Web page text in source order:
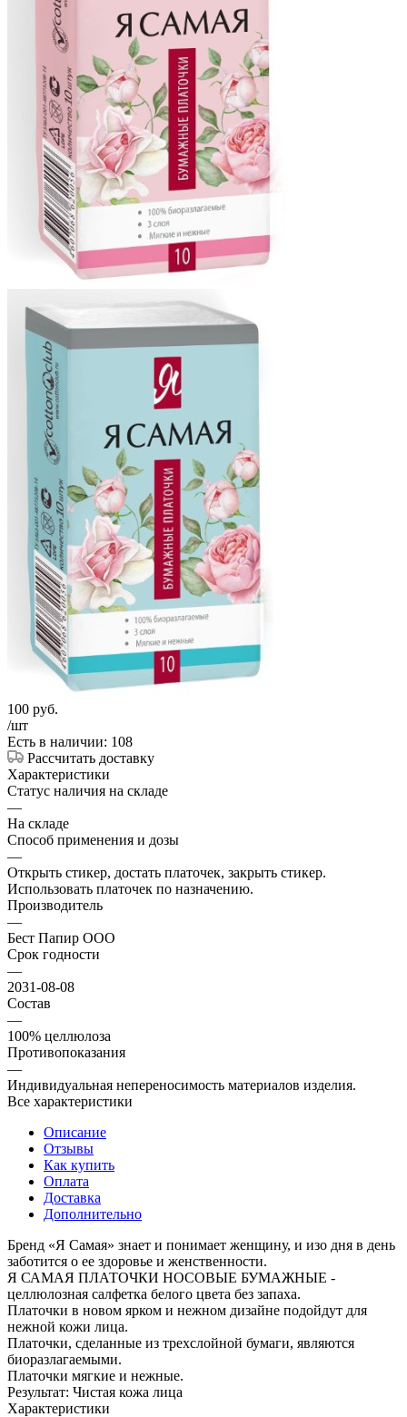
100 руб.
/шт
Есть в наличии: 108
Рассчитать доставку
Характеристики
Статус наличия на складе
—
На складе
Способ применения и дозы
—
Открыть стикер, достать платочек, закрыть стикер.
Использовать платочек по назначению.
Производитель
—
Бест Папир ООО
Срок годности
—
2031-08-08
Состав
—
100% целлюлоза
Противопоказания
—
Индивидуальная непереносимость материалов изделия.
Все характеристики
Описание
Отзывы
Как купить
Оплата
Доставка
Дополнительно
Бренд «Я Самая» знает и понимает женщину, и изо дня в день
заботится о ее здоровье и женственности.
Я САМАЯ ПЛАТОЧКИ НОСОВЫЕ БУМАЖНЫЕ -
целлюлозная салфетка белого цвета без запаха.
Платочки в новом ярком и нежном дизайне подойдут для
нежной кожи лица.
Платочки, сделанные из трехслойной бумаги, являются
биоразлагаемыми.
Платочки мягкие и нежные.
Результат: Чистая кожа лица
Характеристики